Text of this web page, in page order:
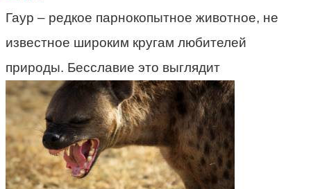
Гаур – редкое парнокопытное животное, не
известное широким кругам любителей
природы. Бесславие это выглядит